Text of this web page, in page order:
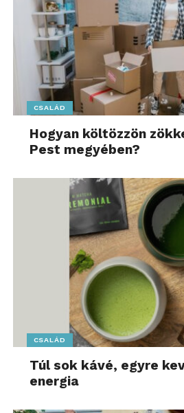
CSALÁD
Hogyan költözzön
Pest megyében?
CSALÁD
Túl sok kávé, egyre
energia